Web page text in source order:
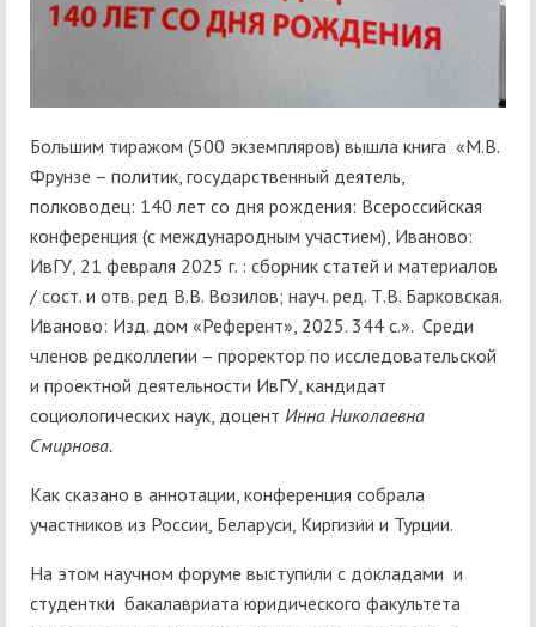
Большим тиражом (500 экземпляров) вышла книга «М.В.
Фрунзе – политик, государственный деятель,
полководец: 140 лет со дня рождения: Всероссийская
конференция (с международным участием), Иваново:
ИвГУ, 21 февраля 2025 г. : сборник статей и материалов
/ сост. и отв. ред В.В. Возилов; науч. ред. Т.В. Барковская.
Иваново: Изд. дом «Референт», 2025. 344 с.». Среди
членов редколлегии – проректор по исследовательской
и проектной деятельности ИвГУ, кандидат
социологических наук, доцент Инна Николаевна
Смирнова.
Как сказано в аннотации, конференция собрала
участников из России, Беларуси, Киргизии и Турции.
На этом научном форуме выступили с докладами и
студентки бакалавриата юридического факультета